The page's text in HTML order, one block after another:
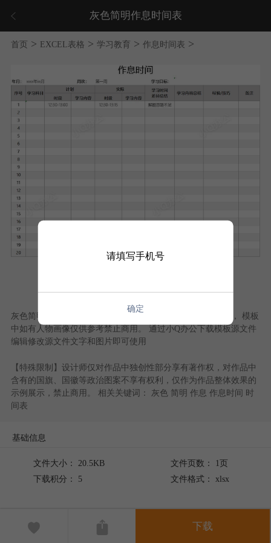
灰色简明作息时间表
首页 > EXCEL表格 > 学习教育 > 作息时间表 >
灰色简明作息时间表
，作品模板源文件下载后可用编辑替换， 模板
中如有人物画像仅供参考禁止商用。 通过小Q办公下载模板源文件
编辑修改源文件文字和图片即可使用
【特殊限制】设计师仅对作品中独创性部分享有著作权，对作品中
含有的国旗、国徽等政治图案不享有权利，仅作为作品整体效果的
示例展示，禁止商用。 相关关键词： 灰色 简明 作息 作息时间 时
间表
基础信息
文件大小： 20.5KB
下载积分： 5
文件页数： 1页
文件格式： xlsx
下载
请填写手机号
确定